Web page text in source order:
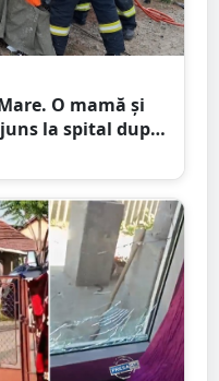
O mamă și
la spital după